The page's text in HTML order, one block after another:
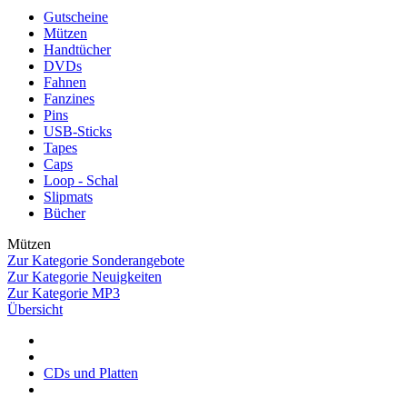
Gutscheine
Mützen
Handtücher
DVDs
Fahnen
Fanzines
Pins
USB-Sticks
Tapes
Caps
Loop - Schal
Slipmats
Bücher
Mützen
Zur Kategorie Sonderangebote
Zur Kategorie Neuigkeiten
Zur Kategorie MP3
Übersicht
CDs und Platten